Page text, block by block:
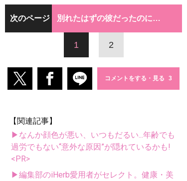
次のページ 別れたはずの彼だったのに…
1 2
コメントをする・見る
【関連記事】
▶なんか顔色が悪い、いつもだるい...年齢でも
過労でもない“意外な原因”が隠れているかも!
<PR>
▶編集部のiHerb愛用者がセレクト。健康・美